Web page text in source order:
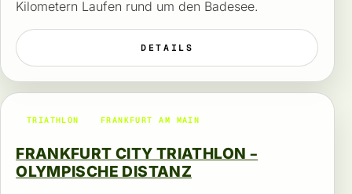
Kilometern Laufen rund um den Badesee.
DETAILS
TRIATHLON FRANKFURT AM MAIN
FRANKFURT CITY TRIATHLON –
OLYMPISCHE DISTANZ